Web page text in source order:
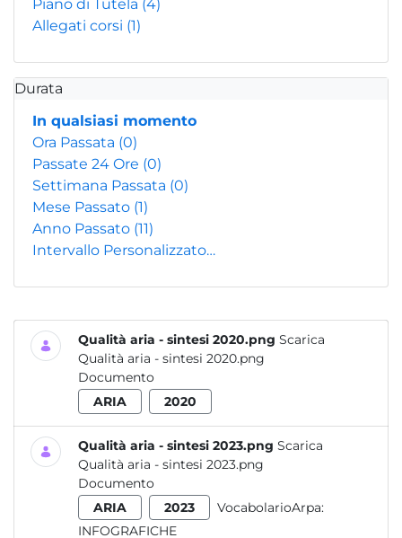
Piano di Tutela (4)
Allegati corsi (1)
Durata
In qualsiasi momento
Ora Passata (0)
Passate 24 Ore (0)
Settimana Passata (0)
Mese Passato (1)
Anno Passato (11)
Intervallo Personalizzato…
Qualità aria - sintesi 2020.png Scarica
Qualità aria - sintesi 2020.png
Documento
ARIA
2020
Qualità aria - sintesi 2023.png Scarica
Qualità aria - sintesi 2023.png
Documento
ARIA
2023
VocabolarioArpa:
INFOGRAFICHE